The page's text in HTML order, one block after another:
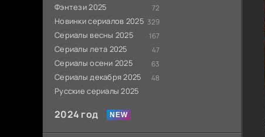
Фэнтези 2025 72
Новинки сериалов 2025 329
Сериалы весны 2025 167
Сериалы лета 2025 47
Сериалы осени 2025 63
Сериалы декабря 2025 48
Русские сериалы 2025
2024 год